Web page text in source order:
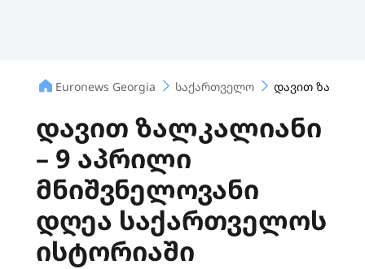
Euronews Georgia საქართველო დავით
დავით ზალკალიანი
– 9 აპრილი
მნიშვნელოვანი
დღეა საქართველოს
ისტორიაში